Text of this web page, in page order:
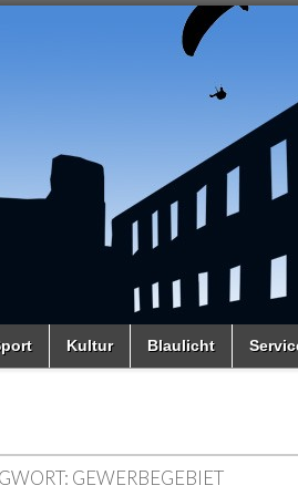
Kultur Blaulicht
GEWERBEGEBIET